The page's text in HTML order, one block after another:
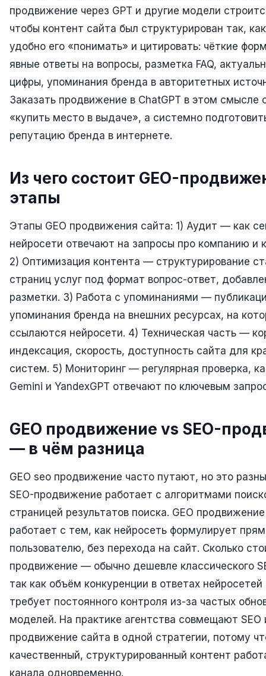
Бизнес-процессы
AI Агенты
SEO-продвижение и раскрутка сайта
Технический SEO-аудит сайта
Юзабилити-аудит сайта
SEO-консультация
SEO для интернет-магазина
+ ещё 6 услуг
ВКонтакте
Instagram
Одноклассники
TikTok
LinkedIn
EMAIL-МАРКЕТИНГ
Почтовые рассылки
Автоматизация
A/B тестирование
Персонализация
КОПИРАЙТИНГ
Продающие тексты
продвижение через GPT и другие модели
чтобы контент сайта был структурирован так,
удобно его «понимать» и цитировать: чёткие
явные ответы на вопросы, разметка FAQ,
цифры, упоминания бренда в авторитетных
Заказать продвижение в ChatGPT в этом смысле
«купить место в выдаче», а системно
репутацию бренда в интернете.
Из чего состоит GEO-
этапы
Этапы GEO продвижения сайта: 1) Аудит — как
нейросети отвечают на запросы про компанию и
2) Оптимизация контента — структурирование
страниц услуг под формат вопрос-ответ,
разметки. 3) Работа с упоминаниями —
упоминания бренда на внешних ресурсах, на
ссылаются нейросети. 4) Техническая часть —
индексация, скорость, доступность сайта для
систем. 5) Мониторинг — регулярная проверка,
Gemini и YandexGPT отвечают по ключевым
GEO продвижение vs SEO-
— в чём разница
GEO seo продвижение часто путают, но это
SEO-продвижение работает с алгоритмами
страницей результатов поиска. GEO
работает с тем, как нейросеть формулирует
пользователю, без перехода на сайт. Сколько
продвижение — обычно дешевле классического
так как объём конкуренции в ответах
требует постоянного контроля из-за частых
моделей. На практике агентства совмещают SEO
продвижение сайта в одной стратегии, потому
качественный, структурированный контент
канала одновременно.